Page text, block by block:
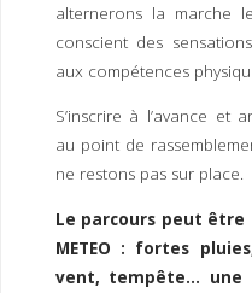
alternerons la marche
conscient des
aux compétences
S’inscrire à l’avance et
au point de
ne restons pas sur place.
Le parcours peut être
METEO : fortes
vent, tempête… une